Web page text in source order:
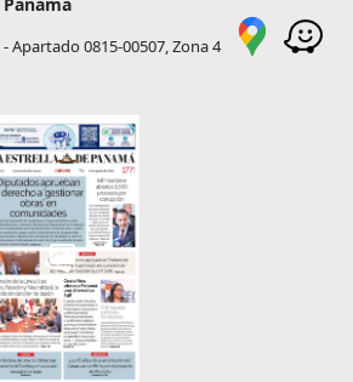
Apartado 0815-00507, Zona 4